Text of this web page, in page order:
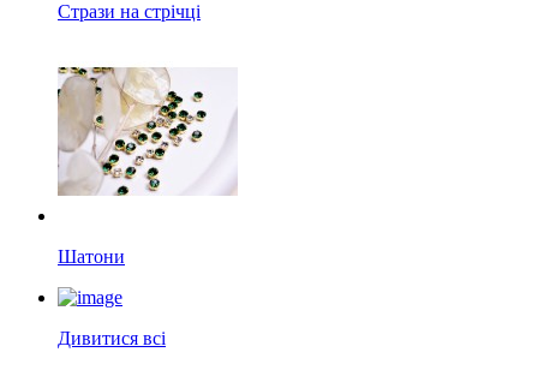
Стрази на стрічці
Шатони
Дивитися всі